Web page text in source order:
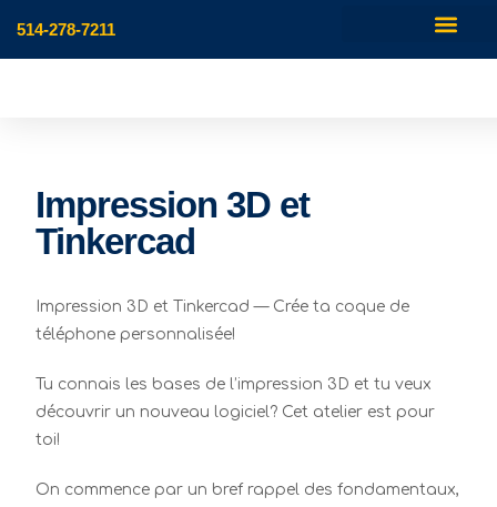
514-278-7211
Impression 3D et
Tinkercad
Impression 3D et Tinkercad — Crée ta coque de
téléphone personnalisée!
Tu connais les bases de l’impression 3D et tu veux
découvrir un nouveau logiciel? Cet atelier est pour
toi!
On commence par un bref rappel des fondamentaux,